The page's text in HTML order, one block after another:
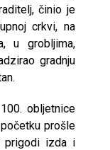
činio je
crkvi, na
u grobljima,
gradnju
obljetnice
prošle
prigodi izda i